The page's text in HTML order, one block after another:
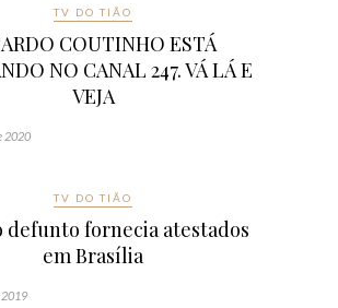
TV DO TIÃO
COUTINHO ESTÁ
NO CANAL 247. VÁ LÁ E
VEJA
2020
TV DO TIÃO
defunto fornecia atestados
em Brasília
2019